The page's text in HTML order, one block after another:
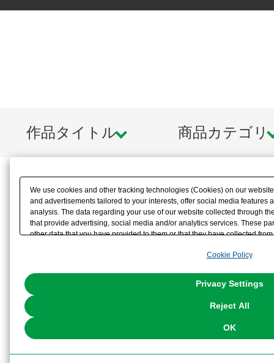
作品タイトル 商品カテゴリ
We use cookies and other tracking technologies (Cookies) on our
and advertisements tailored to your interests, offer social media features
analysis. The data regarding your use of our website collected through
that provide advertising, social media and/or analytics services. These
other data that you have provided to them or that they have collected
the use of all Cookies except for Strictly Necessary Cookies, please
You can change your consent or rejection settings at any time via
Cookie Policy
Privacy Settings
Reject All
OK